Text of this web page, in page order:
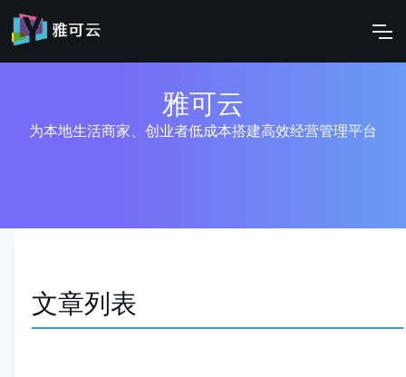
雅可云
为本地生活商家、创业者低成本搭建高效经营管理平台
文章列表